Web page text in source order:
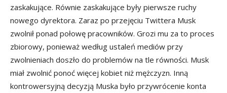
zaskakujące. Równie zaskakujące były pierwsze ruchy
nowego dyrektora. Zaraz po przejęciu Twittera Musk
zwolnił ponad połowę pracowników. Grozi mu za to proces
zbiorowy, ponieważ według ustaleń mediów przy
zwolnieniach doszło do problemów na tle równości. Musk
miał zwolnić ponoć więcej kobiet niż mężczyzn. Inną
kontrowersyjną decyzją Muska było przywrócenie konta